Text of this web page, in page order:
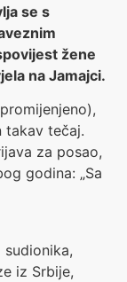
se s
žene
na Jamajci.
takav tečaj.
za posao,
godina: „Sa
iz Srbije,